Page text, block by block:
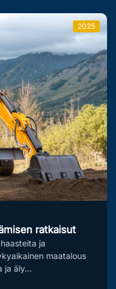
2025
ratkaisut
julkisen turvallisuuden
sektorin